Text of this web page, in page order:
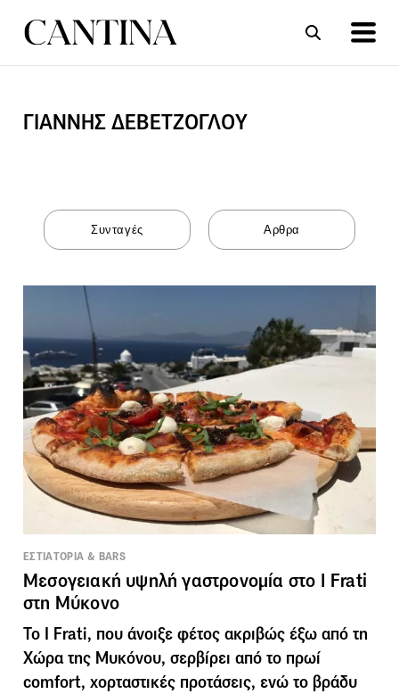
ΣΥΝΤΑΓΕΣ
ΓΙΑΝΝΗΣ ΔΕΒΕΤΖΟΓΛΟΥ
ΕΣΤΙΑΤΟΡΙΑ & BARS
Μεσογειακή υψηλή γαστρονομία στο I Frati
στη Μύκονο
Το I Frati, που άνοιξε φέτος ακριβώς έξω από τη
Χώρα της Μυκόνου, σερβίρει από το πρωί
comfort, χορταστικές προτάσεις, ενώ το βράδυ